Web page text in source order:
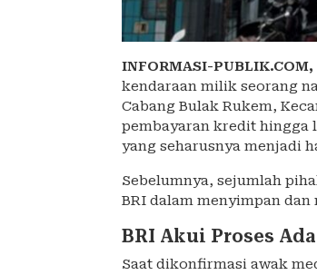
INFORMASI-PUBLIK.COM,
kendaraan milik seorang
Cabang Bulak Rukem,
pembayaran kredit hingga
yang seharusnya menjadi
Sebelumnya, sejumlah
BRI dalam menyimpan
BRI Akui Proses
Saat dikonfirmasi awak